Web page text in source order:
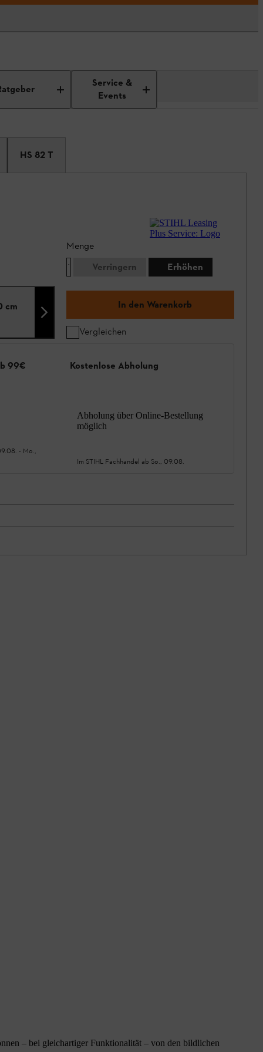
Service &
Events
HS 82 T
cm
Menge
Verringern
Erhöhen
In den Warenkorb
Vergleichen
99€
- Mo.,
Kostenlose Abholung
Abholung über Online-Bestellung
möglich
Im STIHL Fachhandel ab So., 09.08.
– bei gleichartiger Funktionalität – von den bildlichen